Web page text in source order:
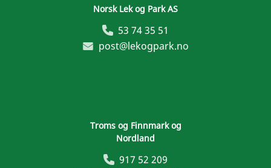
Norsk Lek og Park AS
53 74 35 51
post@lekogpark.no
Troms og Finnmark og
Nordland
917 52 209